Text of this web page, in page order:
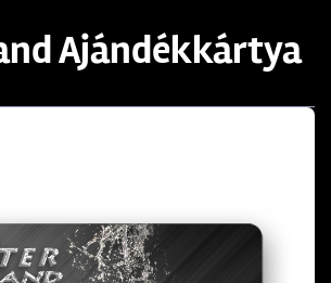
Ajándékkártya